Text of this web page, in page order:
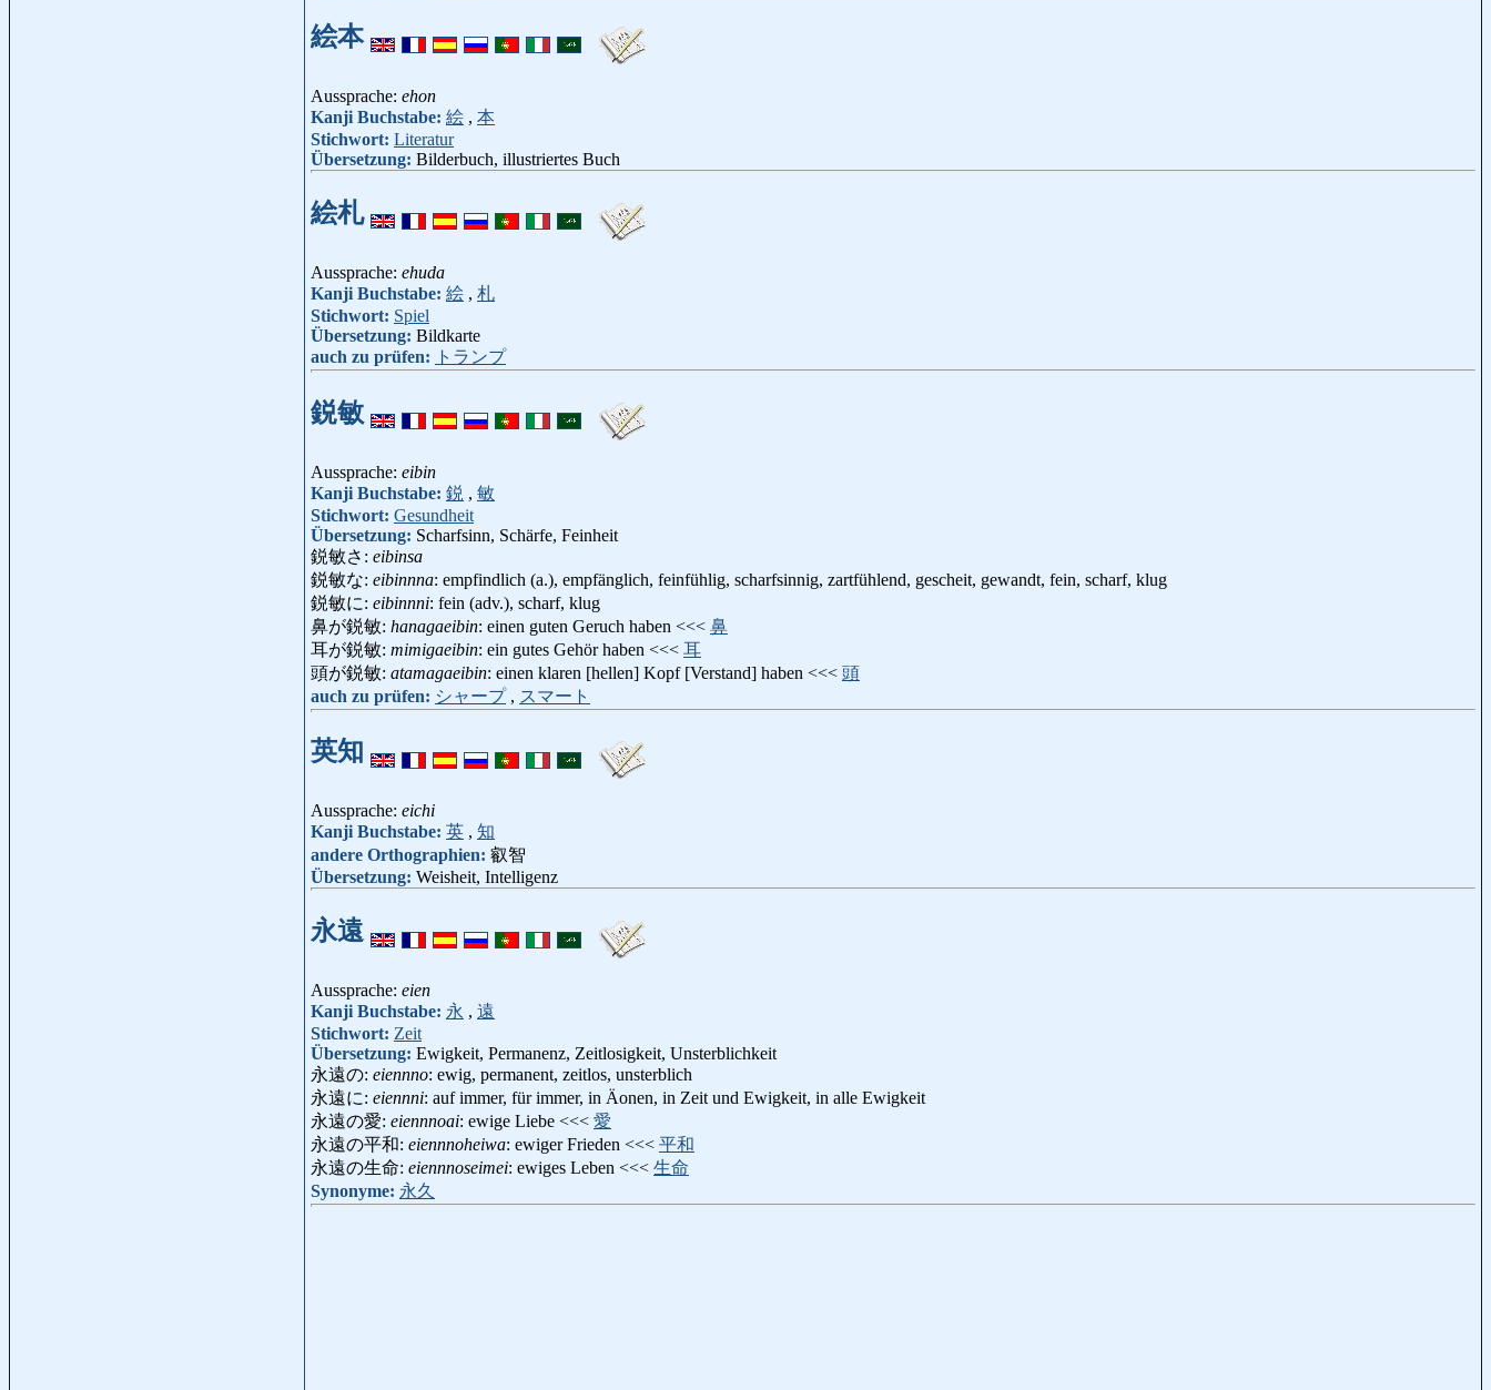
絵本
Aussprache: ehon
Kanji Buchstabe: 絵 , 本
Stichwort: Literatur
Übersetzung: Bilderbuch, illustriertes Buch
絵札
Aussprache: ehuda
Kanji Buchstabe: 絵 , 札
Stichwort: Spiel
Übersetzung: Bildkarte
auch zu prüfen:
トランプ
鋭敏
Aussprache: eibin
Kanji Buchstabe: 鋭 , 敏
Stichwort: Gesundheit
Übersetzung: Scharfsinn, Schärfe, Feinheit
鋭敏さ: eibinsa
鋭敏な: eibinnna: empfindlich (a.), empfänglich, feinfühlig, scharfsinnig, zartfühlend, gescheit, gewandt, fein, scharf, klug
鋭敏に: eibinnni: fein (adv.), scharf, klug
鼻が鋭敏: hanagaeibin: einen guten Geruch haben <<< 鼻
耳が鋭敏: mimigaeibin: ein gutes Gehör haben <<< 耳
頭が鋭敏: atamagaeibin: einen klaren [hellen] Kopf [Verstand] haben <<< 頭
auch zu prüfen: シャープ, スマート
英知
Aussprache: eichi
Kanji Buchstabe: 英 , 知
andere Orthographien: 叡智
Übersetzung: Weisheit, Intelligenz
永遠
Aussprache: eien
Kanji Buchstabe: 永 , 遠
Stichwort: Zeit
Übersetzung: Ewigkeit, Permanenz, Zeitlosigkeit, Unsterblichkeit
永遠の: eiennno: ewig, permanent, zeitlos, unsterblich
永遠に: eiennni: auf immer, für immer, in Äonen, in Zeit und Ewigkeit, in alle Ewigkeit
永遠の愛: eiennnoai: ewige Liebe <<< 愛
永遠の平和: eiennnoheiwa: ewiger Frieden <<< 平和
永遠の生命: eiennnoseimei: ewiges Leben <<< 生命
Synonyme: 永久